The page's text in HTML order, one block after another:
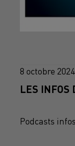
8 octobre
LES INFOS
Podcasts